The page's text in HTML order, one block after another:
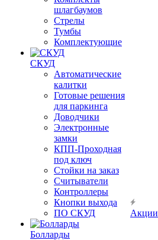
шлагбаумов
Стрелы
Тумбы
Комплектующие
СКУД
Автоматические
калитки
Готовые решения
для паркинга
Доводчики
Электронные
замки
КПП-Проходная
под ключ
Стойки на заказ
Считыватели
Контроллеры
Кнопки выхода
ПО СКУД
Болларды
Акции